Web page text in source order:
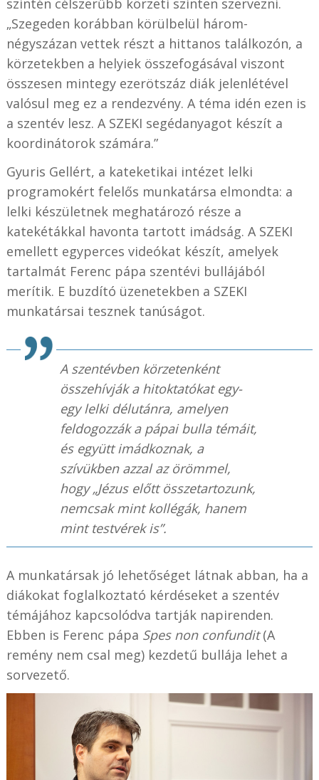
szintén célszerűbb körzeti szinten szervezni.
„Szegeden korábban körülbelül három-
négyszázan vettek részt a hittanos találkozón, a
körzetekben a helyiek összefogásával viszont
összesen mintegy ezerötszáz diák jelenlétével
valósul meg ez a rendezvény. A téma idén ezen is
a szentév lesz. A SZEKI segédanyagot készít a
koordinátorok számára.”
Gyuris Gellért, a kateketikai intézet lelki
programokért felelős munkatársa elmondta: a
lelki készületnek meghatározó része a
katekétákkal havonta tartott imádság. A SZEKI
emellett egyperces videókat készít, amelyek
tartalmát Ferenc pápa szentévi bullájából
merítik. E buzdító üzenetekben a SZEKI
munkatársai tesznek tanúságot.
A szentévben körzetenként
összehívják a hitoktatókat egy-
egy lelki délutánra, amelyen
feldogozzák a pápai bulla témáit,
és együtt imádkoznak, a
szívükben azzal az örömmel,
hogy „Jézus előtt összetartozunk,
nemcsak mint kollégák, hanem
mint testvérek is”.
A munkatársak jó lehetőséget látnak abban, ha a
diákokat foglalkoztató kérdéseket a szentév
témájához kapcsolódva tartják napirenden.
Ebben is Ferenc pápa Spes non confundit(A
remény nem csal meg) kezdetű bullája lehet a
sorvezető.